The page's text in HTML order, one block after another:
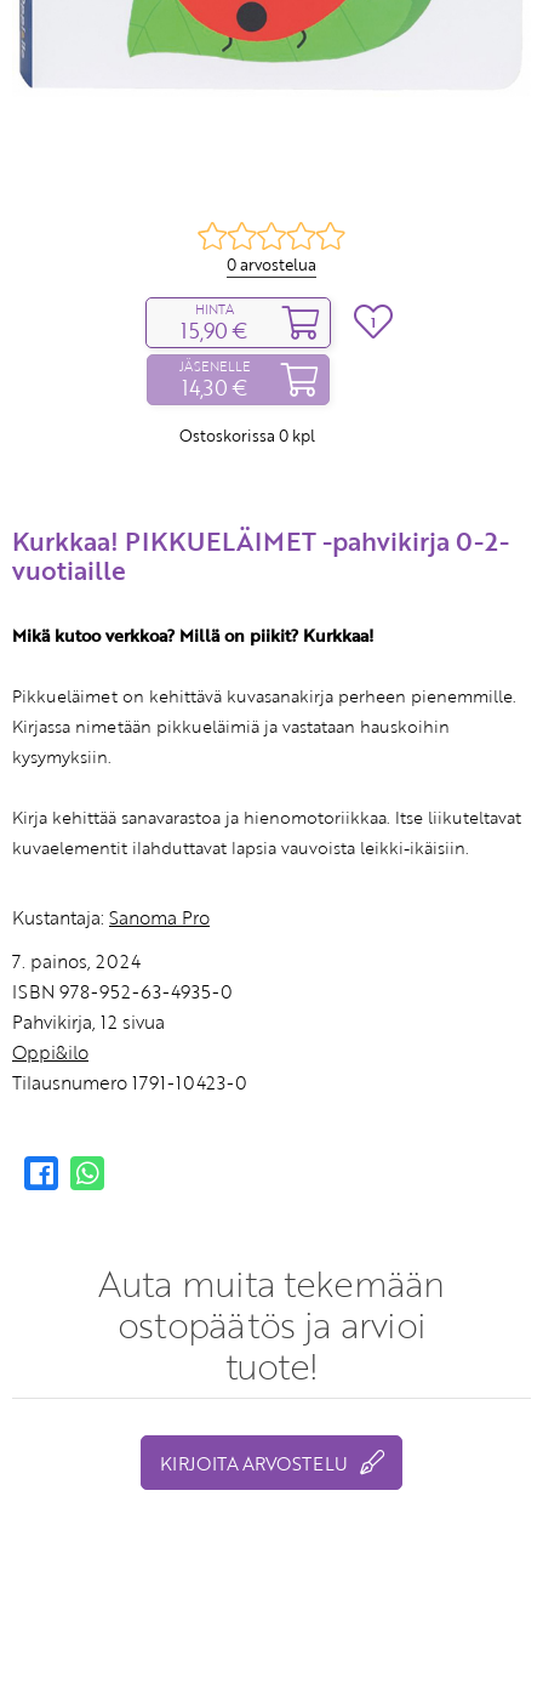
0 arvostelua
HINTA
15,90 €
JÄSENELLE
14,30 €
Ostoskorissa 0 kpl
1
Kurkkaa! PIKKUELÄIMET -pahvikirja 0-2-
vuotiaille
Mikä kutoo verkkoa? Millä on piikit? Kurkkaa!
Pikkueläimet on kehittävä kuvasanakirja perheen pienemmille.
Kirjassa nimetään pikkueläimiä ja vastataan hauskoihin
kysymyksiin.
Kirja kehittää sanavarastoa ja hienomotoriikkaa. Itse liikuteltavat
kuvaelementit ilahduttavat lapsia vauvoista leikki-ikäisiin.
Kustantaja: Sanoma Pro
7. painos, 2024
ISBN 978-952-63-4935-0
Pahvikirja, 12 sivua
Oppi&ilo
Tilausnumero 1791-10423-0
Auta muita tekemään
ostopäätös ja arvioi
tuote!
KIRJOITA ARVOSTELU